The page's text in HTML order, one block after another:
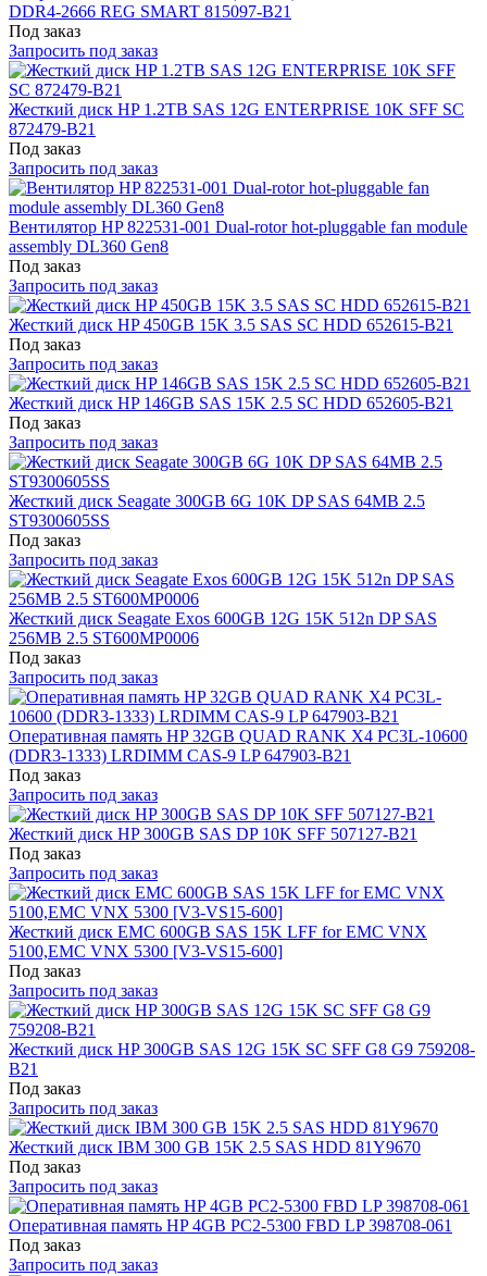
DDR4-2666 REG SMART 815097-B21
Под заказ
Запросить под заказ
Жесткий диск HP 1.2TB SAS 12G ENTERPRISE 10K SFF SC
872479-B21
Под заказ
Запросить под заказ
Вентилятор HP 822531-001 Dual-rotor hot-pluggable fan module
assembly DL360 Gen8
Под заказ
Запросить под заказ
Жесткий диск HP 450GB 15K 3.5 SAS SC HDD 652615-B21
Под заказ
Запросить под заказ
Жесткий диск HP 146GB SAS 15K 2.5 SC HDD 652605-B21
Под заказ
Запросить под заказ
Жесткий диск Seagate 300GB 6G 10K DP SAS 64MB 2.5
ST9300605SS
Под заказ
Запросить под заказ
Жесткий диск Seagate Exos 600GB 12G 15K 512n DP SAS
256MB 2.5 ST600MP0006
Под заказ
Запросить под заказ
Оперативная память HP 32GB QUAD RANK X4 PC3L-10600
(DDR3-1333) LRDIMM CAS-9 LP 647903-B21
Под заказ
Запросить под заказ
Жесткий диск HP 300GB SAS DP 10K SFF 507127-B21
Под заказ
Запросить под заказ
Жесткий диск EMC 600GB SAS 15K LFF for EMC VNX
5100,EMC VNX 5300 [V3-VS15-600]
Под заказ
Запросить под заказ
Жесткий диск HP 300GB SAS 12G 15K SC SFF G8 G9 759208-
B21
Под заказ
Запросить под заказ
Жесткий диск IBM 300 GB 15K 2.5 SAS HDD 81Y9670
Под заказ
Запросить под заказ
Оперативная память HP 4GB PC2-5300 FBD LP 398708-061
Под заказ
Запросить под заказ